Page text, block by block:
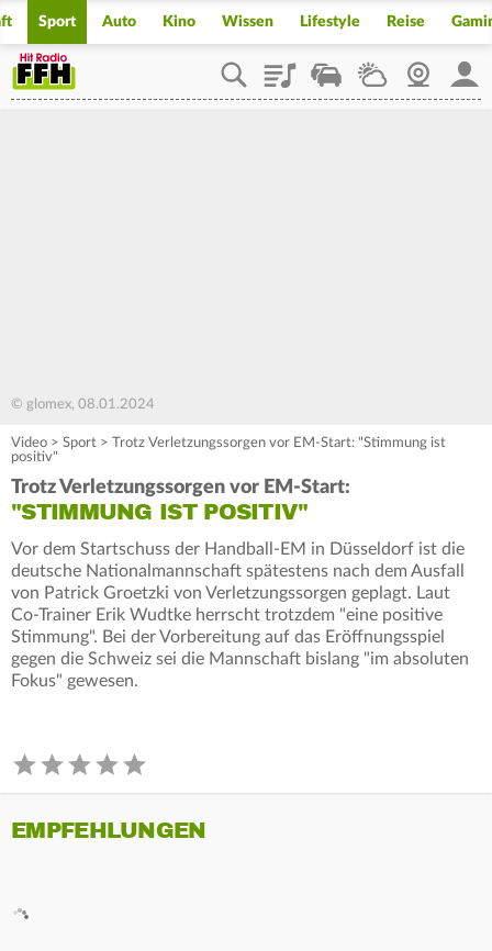
Sport Auto Kino Wissen Lifestyle Reise
PlaylistStaupilotWetterWebcam
© glomex, 08.01.2024
Video > Sport > Trotz Verletzungssorgen vor EM-Start: "Stimmung ist
positiv"
Trotz Verletzungssorgen vor EM-Start:
"STIMMUNG IST POSITIV"
Vor dem Startschuss der Handball-EM in Düsseldorf ist die
deutsche Nationalmannschaft spätestens nach dem Ausfall
von Patrick Groetzki von Verletzungssorgen geplagt. Laut
Co-Trainer Erik Wudtke herrscht trotzdem "eine positive
Stimmung". Bei der Vorbereitung auf das Eröffnungsspiel
gegen die Schweiz sei die Mannschaft bislang "im absoluten
Fokus" gewesen.
EMPFEHLUNGEN